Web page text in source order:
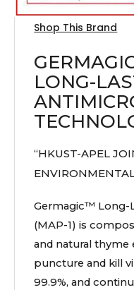
Shop This Brand
LONG-
“HKUST-APEL
Germagic™ Long-
(MAP-1) is
and natural thyme
puncture and kill
99.9%, and